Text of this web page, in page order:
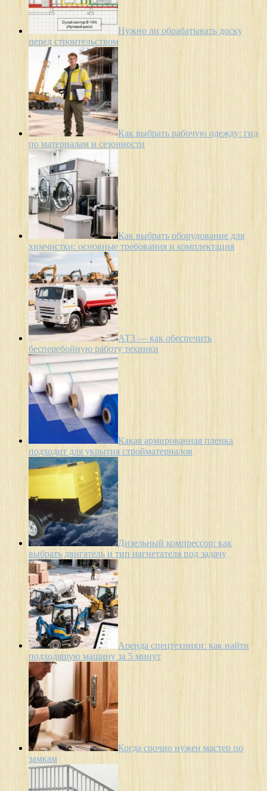
Нужно ли обрабатывать доску
перед строительством
Как выбрать рабочую одежду: гид
по материалам и сезонности
Как выбрать оборудование для
химчистки: основные требования и комплектация
АТЗ — как обеспечить
бесперебойную работу техники
Какая армированная пленка
подходит для укрытия стройматериалов
Дизельный компрессор: как
выбрать двигатель и тип нагнетателя под задачу
Аренда спецтехники: как найти
подходящую машину за 5 минут
Когда срочно нужен мастер по
замкам